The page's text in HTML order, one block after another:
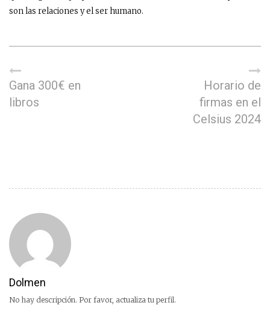
son las relaciones y el ser humano.
Gana 300€ en
libros
Horario de
firmas en el
Celsius 2024
Dolmen
No hay descripción. Por favor, actualiza tu perfil.